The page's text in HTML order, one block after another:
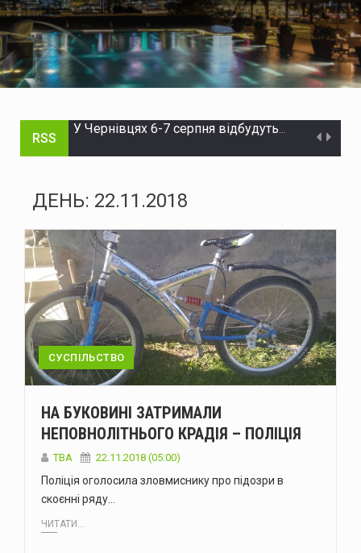
RSS
Зеленський доручив підготувати спеціальну санкційну операцію проти рф
У липні буковинська «швидка» понад тисячу разів виїжджала на виклики у громадських місцях через спеку
Президент офіційно встановив День військ зв'язку та кібербезпеки ЗСУ
У Чернівцях п'яний водій Mercedes спричинив ДТП: у крові виявили 2,57 проміле алкоголю
ДЕНЬ: 22.11.2018
СУСПІЛЬСТВО
НА БУКОВИНІ ЗАТРИМАЛИ
НЕПОВНОЛІТНЬОГО КРАДІЯ – ПОЛІЦІЯ
TBA 22.11.2018 (05:00)
Поліція оголосила зловмиснику про підозри в
скоєнні ряду…
ЧИТАТИ...